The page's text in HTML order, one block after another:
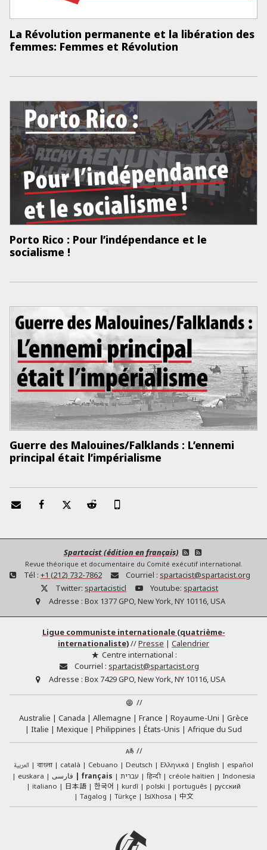
La Révolution permanente et la libération des
femmes: Femmes et Révolution
Porto Rico : Pour l’indépendance et le
socialisme !
Guerre des Malouines/Falklands : L’ennemi
principal était l’impérialisme
Spartacist (édition en français)
Revue théorique et documentaire du Comité exécutif international.
Tél : +1 (212) 732-7862 Courriel : spartacist@spartacist.org
Twitter: spartacisticl Youtube: spartacist
Adresse : Box 1377 GPO, New York, NY 10116, USA
Ligue communiste internationale (quatrième-
internationaliste)//Presse | Calendrier
Centre international :
Courriel : spartacist@spartacist.org
Adresse : Box 7429 GPO, New York, NY 10116, USA
//
Australie
Canada Allemagne France Royaume-Uni
Grèce
Italie
Mexique Philippines États-Unis
Afrique du Sud
//
العربية বাংলা català Cebuano Deutsch Ελληνικά English
español
euskara
فارسی français עברית हिन्दी créole haïtien
Indonesia
italiano
日本語 한국어 kurdî polski português
русский
Tagalog
Türkçe IsiXhosa 中文